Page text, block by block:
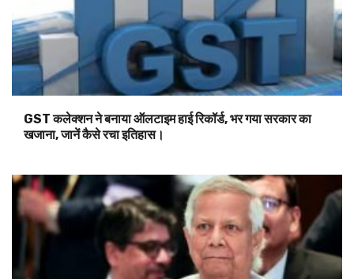
GST कलेक्शन ने बनाया ऑलटाइम हाई रिकॉर्ड, भर गया सरकार का
खजाना, जानें कैसे रचा इतिहास।